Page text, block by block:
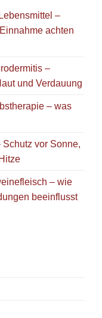
–
achten
–
und Verdauung
– was
Schutz vor Sonne,
– wie
beeinflusst